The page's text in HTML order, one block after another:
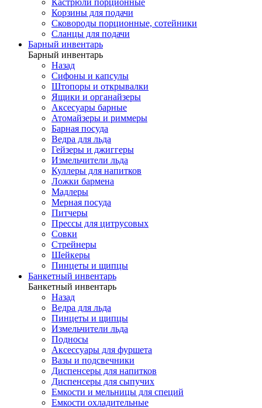
Корзины для подачи
Сковороды порционные, сотейники
Сланцы для подачи
Барный инвентарь
Барный инвентарь
Назад
Сифоны и капсулы
Штопоры и открывалки
Ящики и органайзеры
Аксесуары барные
Атомайзеры и риммеры
Барная посуда
Ведра для льда
Гейзеры и джиггеры
Измельчители льда
Куллеры для напитков
Ложки бармена
Мадлеры
Мерная посуда
Питчеры
Прессы для цитрусовых
Совки
Стрейнеры
Шейкеры
Пинцеты и щипцы
Банкетный инвентарь
Банкетный инвентарь
Назад
Ведра для льда
Пинцеты и щипцы
Измельчители льда
Подносы
Аксессуары для фуршета
Вазы и подсвечники
Диспенсеры для напитков
Диспенсеры для сыпучих
Емкости и мельницы для специй
Емкости охладительные